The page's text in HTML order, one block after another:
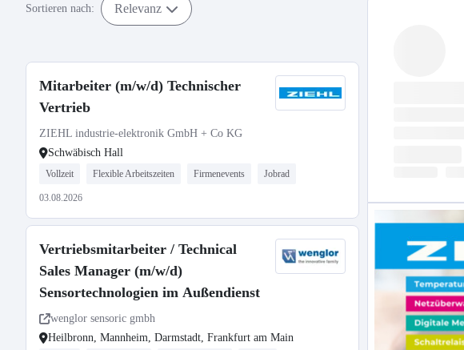
Sortieren nach: Relevanz
Mitarbeiter (m/w/d) Technischer
Vertrieb
ZIEHL industrie-elektronik GmbH + Co KG
Schwäbisch Hall
Vollzeit Flexible Arbeitszeiten Firmenevents Jobrad
03.08.2026
Vertriebsmitarbeiter / Technical
Sales Manager (m/w/d)
Sensortechnologien im Außendienst
wenglor sensoric gmbh
Heilbronn, Mannheim, Darmstadt, Frankfurt am Main